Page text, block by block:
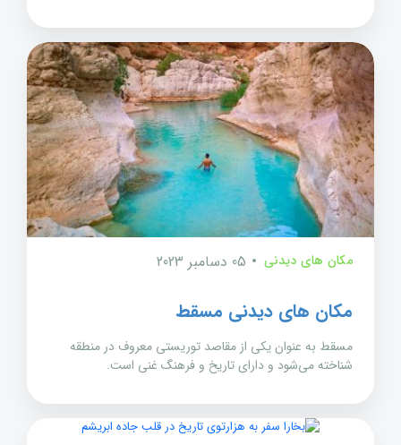
مکان های دیدنی 05 دسامبر 2023
مکان های دیدنی مسقط
مسقط به عنوان یکی از مقاصد توریستی معروف در منطقه
شناخته می‌شود و دارای تاریخ و فرهنگ غنی است.